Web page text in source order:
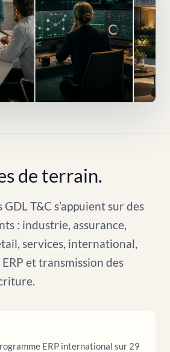
de terrain.
T&C s’appuient sur des
: industrie, assurance,
services, international,
et transmission des
ERP international sur 29